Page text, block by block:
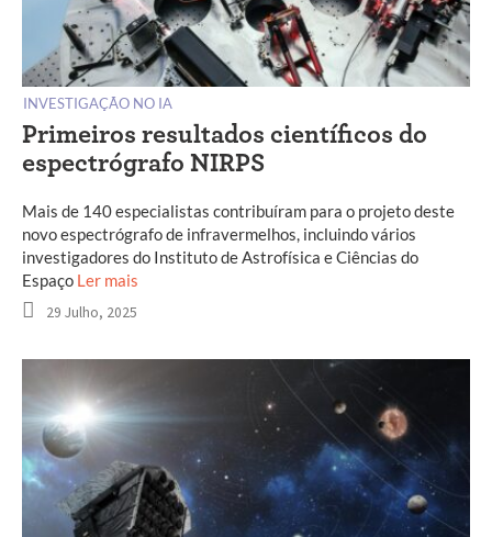
INVESTIGAÇÃO NO IA
Primeiros resultados científicos do
espectrógrafo NIRPS
Mais de 140 especialistas contribuíram para o projeto deste
novo espectrógrafo de infravermelhos, incluindo vários
investigadores do Instituto de Astrofísica e Ciências do
Espaço Ler mais
29 Julho, 2025